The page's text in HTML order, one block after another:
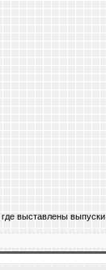
где выставлены выпуски